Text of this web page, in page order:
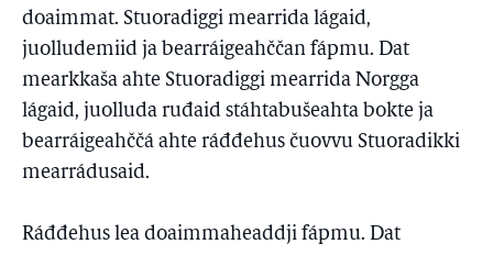
doaimmat. Stuoradiggi mearrida lágaid,
juolludemiid ja bearráigeahččan fápmu. Dat
mearkkaša ahte Stuoradiggi mearrida Norgga
lágaid, juolluda ruđaid stáhtabušeahta bokte ja
bearráigeahččá ahte ráđđehus čuovvu Stuoradikki
mearrádusaid.
Ráđđehus lea doaimmaheaddji fápmu. Dat